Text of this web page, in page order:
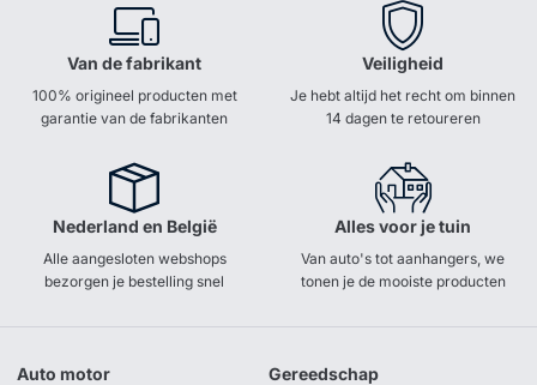
Van de fabrikant
100% origineel producten met
garantie van de fabrikanten
Veiligheid
Je hebt altijd het recht om binnen
14 dagen te retoureren
Nederland en België
Alle aangesloten webshops
bezorgen je bestelling snel
Alles voor je tuin
Van auto's tot aanhangers, we
tonen je de mooiste producten
Auto motor Gereedschap